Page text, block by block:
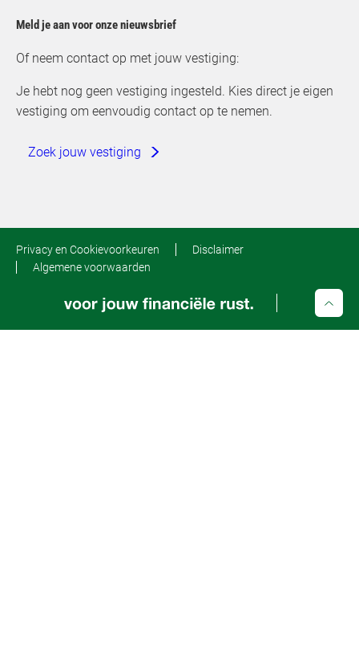
Meld je aan voor onze nieuwsbrief
Of neem contact op met jouw vestiging:
Je hebt nog geen vestiging ingesteld. Kies direct je eigen
vestiging om eenvoudig contact op te nemen.
Zoek jouw vestiging
Privacy en Cookievoorkeuren
Disclaimer
Algemene voorwaarden